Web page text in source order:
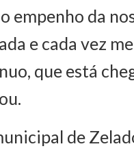
empenho da
e cada vez
que está
de